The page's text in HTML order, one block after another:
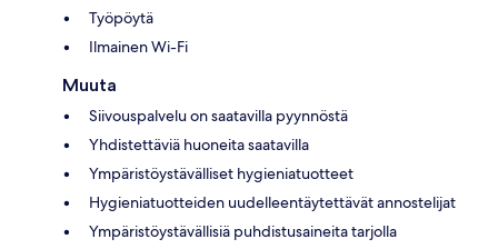
Työpöytä
Ilmainen Wi-Fi
Muuta
Siivouspalvelu on saatavilla pyynnöstä
Yhdistettäviä huoneita saatavilla
Ympäristöystävälliset hygieniatuotteet
Hygieniatuotteiden uudelleentäytettävät annostelijat
Ympäristöystävällisiä puhdistusaineita tarjolla